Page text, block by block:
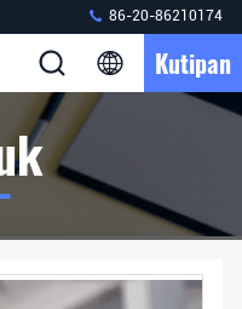
86-20-86210174
Kutipan